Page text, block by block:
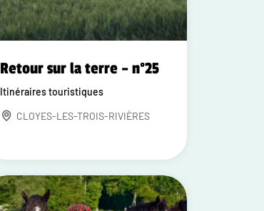
Retour sur la terre – n°25
Itinéraires touristiques
CLOYES-LES-TROIS-RIVIÈRES